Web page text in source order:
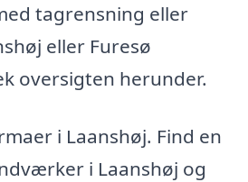
tagrensning eller
eller Furesø
oversigten herunder.
i Laanshøj. Find en
i Laanshøj og